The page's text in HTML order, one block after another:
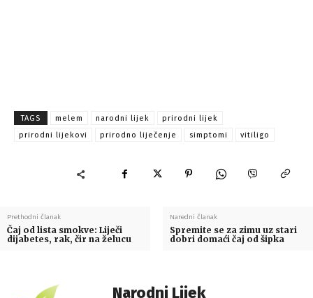
TAGS melem narodni lijek
prirodni lijek
prirodni lijekovi
prirodno liječenje simptomi vitiligo
Prethodni članak
Čaj od lista smokve: Liječi
dijabetes, rak, čir na želucu
Naredni članak
Spremite se za zimu uz stari
dobri domaći čaj od šipka
Narodni Lijek